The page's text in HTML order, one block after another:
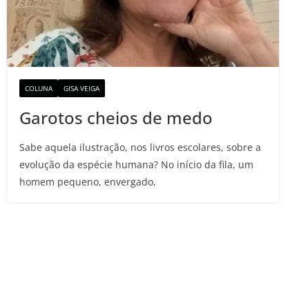
COLUNA GISA VEIGA
Garotos cheios de medo
Sabe aquela ilustração, nos livros escolares, sobre a
evolução da espécie humana? No início da fila, um
homem pequeno, envergado,